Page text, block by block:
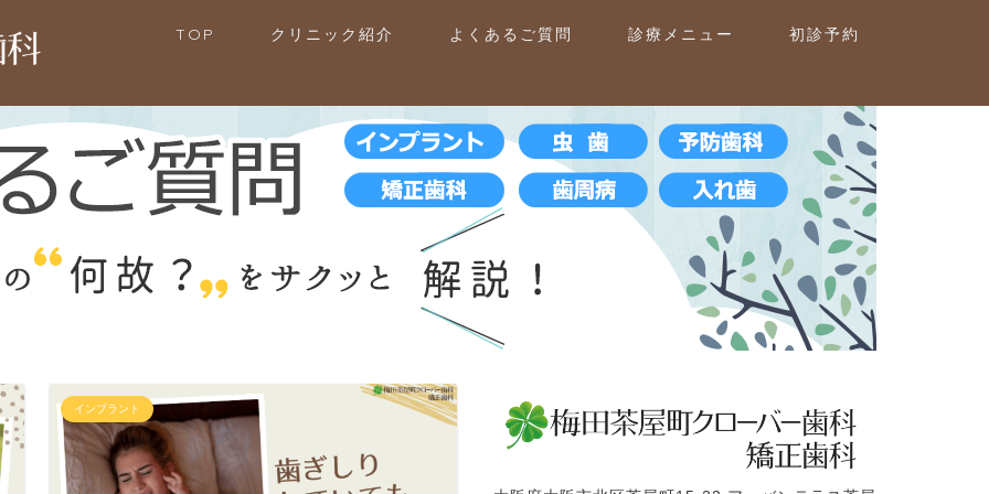
TOP クリニック紹介 よくあるご質問 診療メニュー 初診予約
インプラント